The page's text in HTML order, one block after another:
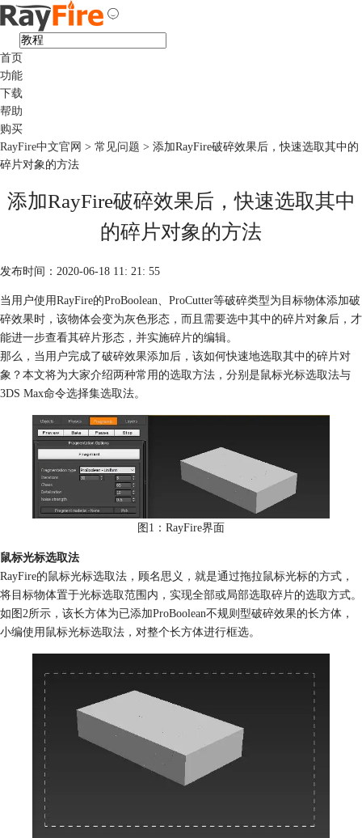
首页
功能
下载
帮助
购买
RayFire中文官网 > 常见问题 > 添加RayFire破碎效果后，快速选取其中的
碎片对象的方法
添加RayFire破碎效果后，快速选取其中
的碎片对象的方法
发布时间：2020-06-18 11: 21: 55
当用户使用RayFire的ProBoolean、ProCutter等破碎类型为目标物体添加破
碎效果时，该物体会变为灰色形态，而且需要选中其中的碎片对象后，才
能进一步查看其碎片形态，并实施碎片的编辑。
那么，当用户完成了破碎效果添加后，该如何快速地选取其中的碎片对
象？本文将为大家介绍两种常用的选取方法，分别是鼠标光标选取法与
3DS Max命令选择集选取法。
图1：RayFire界面
鼠标光标选取法
RayFire的鼠标光标选取法，顾名思义，就是通过拖拉鼠标光标的方式，
将目标物体置于光标选取范围内，实现全部或局部选取碎片的选取方式。
如图2所示，该长方体为已添加ProBoolean不规则型破碎效果的长方体，
小编使用鼠标光标选取法，对整个长方体进行框选。